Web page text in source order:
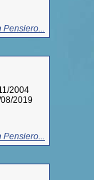
Pensiero...
2004
08/2019
Pensiero...